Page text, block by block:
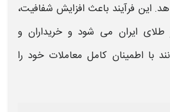
این فرآیند باعث افزایش شفافیت،
طلای ایرانمی‌ شود وخریداران و
با اطمینان کامل معاملاتخود را